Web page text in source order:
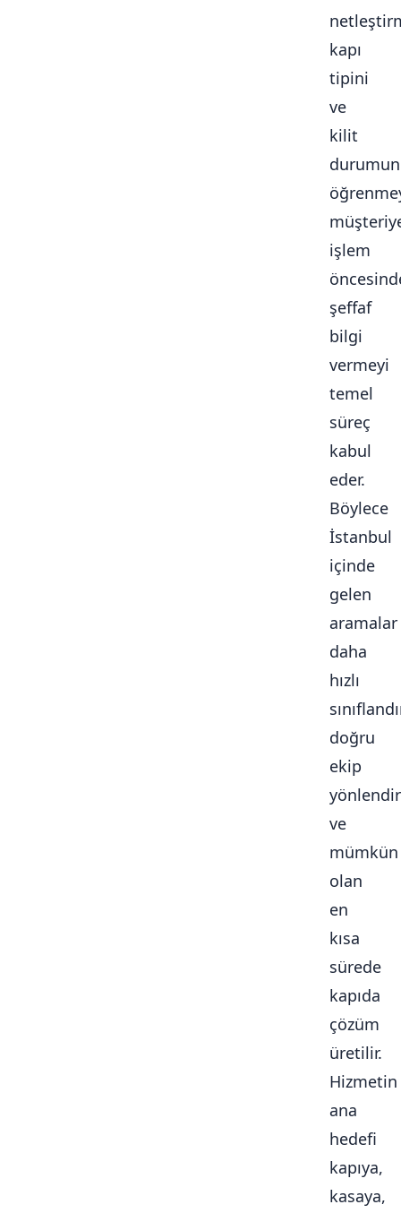
kapı
tipini
ve
kilit
işlem
şeffaf
bilgi
vermeyi
temel
süreç
kabul
eder.
Böylece
İstanbul
içinde
gelen
aramalar
daha
hızlı
doğru
ekip
ve
mümkün
olan
en
kısa
sürede
kapıda
çözüm
üretilir.
Hizmetin
ana
hedefi
kapıya,
kasaya,